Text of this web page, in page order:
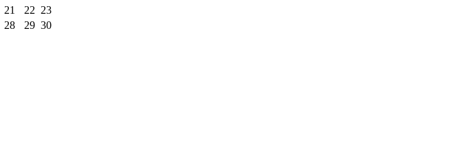
21 22 23
28 29 30